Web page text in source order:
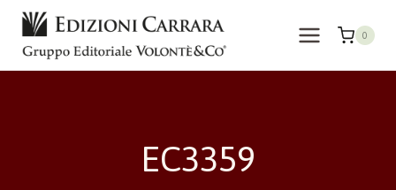
Salta
contenuto
0
EC3359